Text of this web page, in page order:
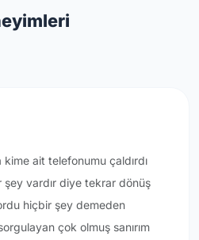
ait telefonumu çaldırdı
vardır diye tekrar dönüş
hiçbir şey demeden
çok olmuş sanırım